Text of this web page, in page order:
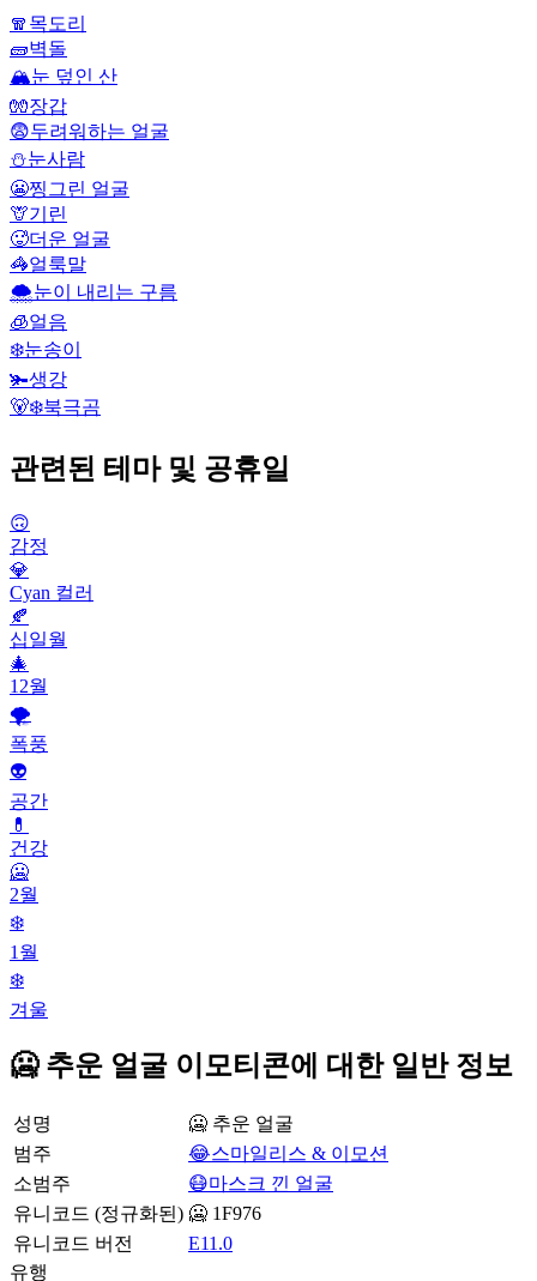
🧣 목도리
🧱벽돌
🏔️눈 덮인 산
🧤장갑
😨두려워하는 얼굴
⛄눈사람
😬찡그린 얼굴
🦒기린
🥵더운 얼굴
🦓얼룩말
🌨️눈이 내리는 구름
🧊얼음
❄️눈송이
🫚생강
🐻‍❄️북극곰
관련된 테마 및 공휴일
🙃
감정
💎
Cyan 컬러
🍂
십일월
🎄
12월
🌪
폭풍
👽
공간
💊
건강
🥶
2월
❄️
1월
❄️
겨울
🥶 추운 얼굴 이모티콘에 대한 일반 정보
성명
🥶 추운 얼굴
범주
😂스마일리스 & 이모션
소범주
😷마스크 낀 얼굴
유니코드 (정규화된) 🥶 1F976
유니코드 버전
E11.0
유행